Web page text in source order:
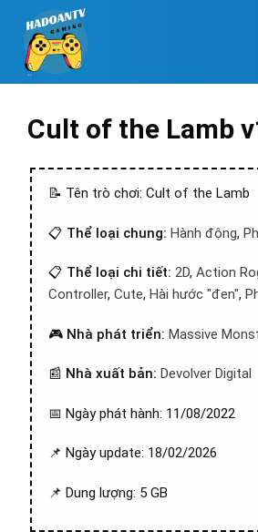
Cult of the Lamb
📝 Tên trò chơi: Cult of the Lamb
📋 Thể loại chung: Hành động,
📋 Thể loại chi tiết: 2D, Action
Controller, Cute, Hài hước "đen",
🎮 Nhà phát triển: Massive
📰 Nhà xuất bản: Devolver Digital
📅 Ngày phát hành: 11/08/2022
📌 Ngày update: 18/02/2026
📌 Dung lượng: 5 GB